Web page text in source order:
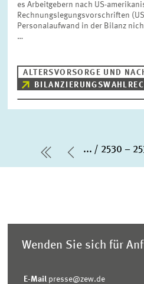
es Arbeitgebern nach US-
Rechnungslegungsvorschriften
Personalaufwand in der Bilanz
…
ALTERSVORSORGE UND
erste Seite
Vorherige
... 2530 –
Wenden Sie sich für
E-Mail presse@zew.de